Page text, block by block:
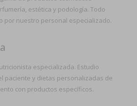
estética y podología. Todo
por nuestro personal especializado.
especializada. Estudio
paciente y dietas personalizadas de
con productos específicos.